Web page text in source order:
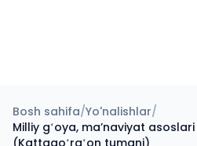
Bosh sahifa/Yo'nalishlar/
Milliy gʻoya, maʼnaviyat
(Kattaqoʻrgʻon tumani)